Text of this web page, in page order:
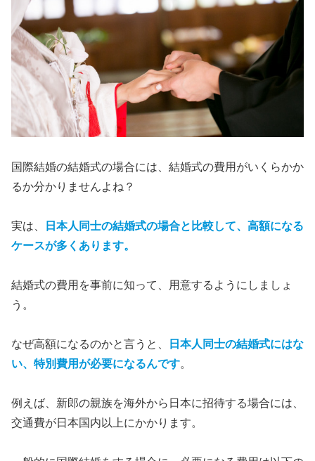
国際結婚の結婚式の場合には、結婚式の費用がいくらかか
るか分かりませんよね？
実は、
日本人同士の結婚式の場合と比較して、高額になる
ケースが多くあります。
結婚式の費用を事前に知って、用意するようにしましょ
う。
なぜ高額になるのかと言うと、
日本人同士の結婚式にはな
い、特別費用が必要になるんです。
例えば、新郎の親族を海外から日本に招待する場合には、
交通費が日本国内以上にかかります。